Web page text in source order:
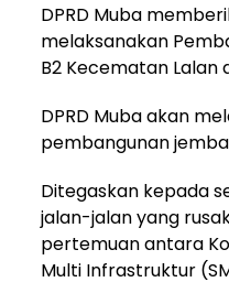
DPRD Muba
melaksanakan
B2 Kecematan Lalan
DPRD Muba akan
pembangunan
Ditegaskan kepada
jalan-jalan yang
pertemuan antara
Multi Infrastruktur